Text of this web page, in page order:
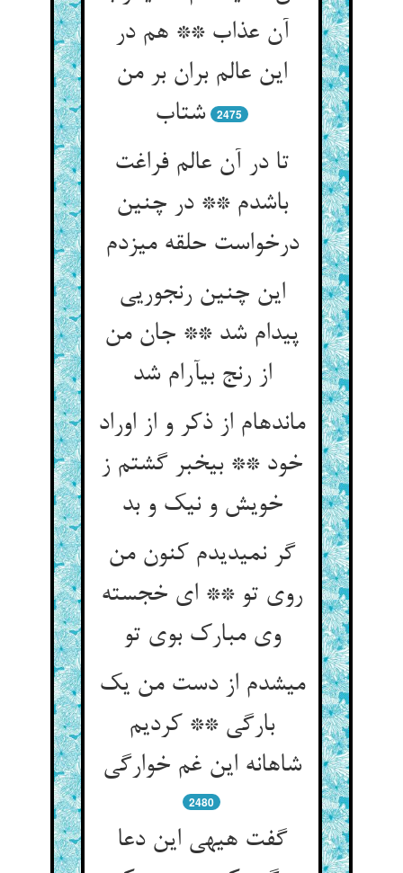
آن عذاب ** هم در
این عالم بران بر من
شتاب‏
2475
تا در آن عالم فراغت
باشدم ** در چنین
درخواست حلقه می‏زدم‏
این چنین رنجوریی
پیدام شد ** جان من
از رنج بی‏آرام شد
مانده‏ام از ذکر و از اوراد
خود ** بی‏خبر گشتم ز
خویش و نیک و بد
گر نمی‏دیدم کنون من
روی تو ** ای خجسته
وی مبارک بوی تو
می‏شدم از دست من یک
بارگی ** کردیم
شاهانه این غم خوارگی‏
2480
گفت هی‏هی این دعا